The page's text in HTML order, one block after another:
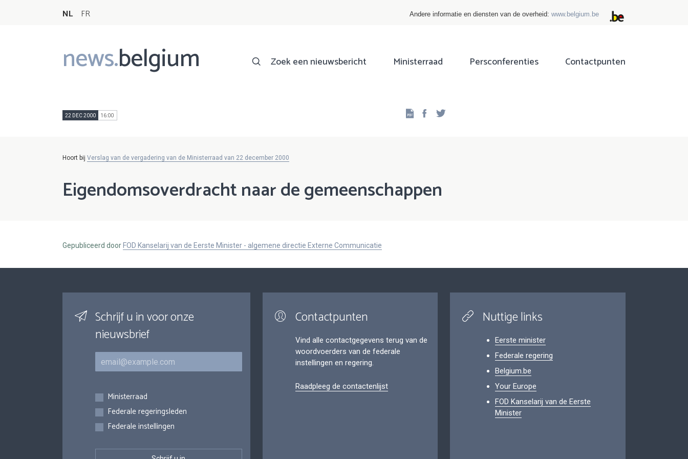
NL FR Andere informatie en diensten van de overheid: www.belgium.be
news.belgium
Main
navigation
Zoek een nieuwsbericht Ministerraad Persconferenties Contactpunten
22 DEC 2000 16:00 Facebook
Hoort bij Verslag van de vergadering van de Ministerraad van 22 december 2000
Eigendomsoverdracht naar de gemeenschappen
Gepubliceerd door FOD Kanselarij van de Eerste Minister - algemene directie Externe Communicatie
Schrijf u in voor onze
nieuwsbrief
E-mail
Inschrijvingen
Ministerraad
Federale regeringsleden
Federale instellingen
Contactpunten
Vind alle contactgegevens terug van de
woordvoerders van de federale
instellingen en regering.
Raadpleeg de contactenlijst
Nuttige links
Eerste minister
Federale regering
Belgium.be
Your Europe
FOD Kanselarij van de Eerste
Minister